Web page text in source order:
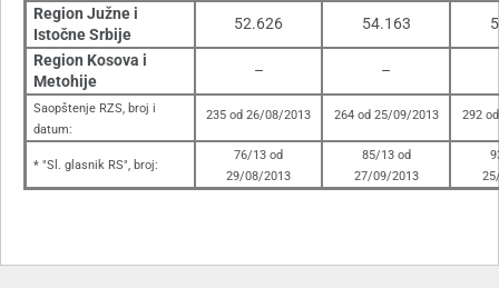
Region Južne i
Istočne Srbije
52.626 54.163
Region Kosova i
Metohije
– –
Saopštenje RZS, broj i
datum:
235 od 26/08/2013 264 od 25/09/2013 292
* "Sl. glasnik RS", broj:
76/13 od
29/08/2013
85/13 od
27/09/2013